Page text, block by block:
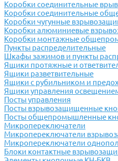
Коробки соединительные
Коробки соединительные
Коробки чугунные
Коробки алюминиевые
Коробки монтажные
Пункты распределительные
Шкафы зажимов и пункты
Ящики протяжные и
Ящики разветвительные
Ящики с рубильником и
Ящики управления
Посты управления
Посты взрывозащищенные
Посты общепромышленные
Микропереключатели
Микропереключатели
Микропереключатели
Блоки контактные